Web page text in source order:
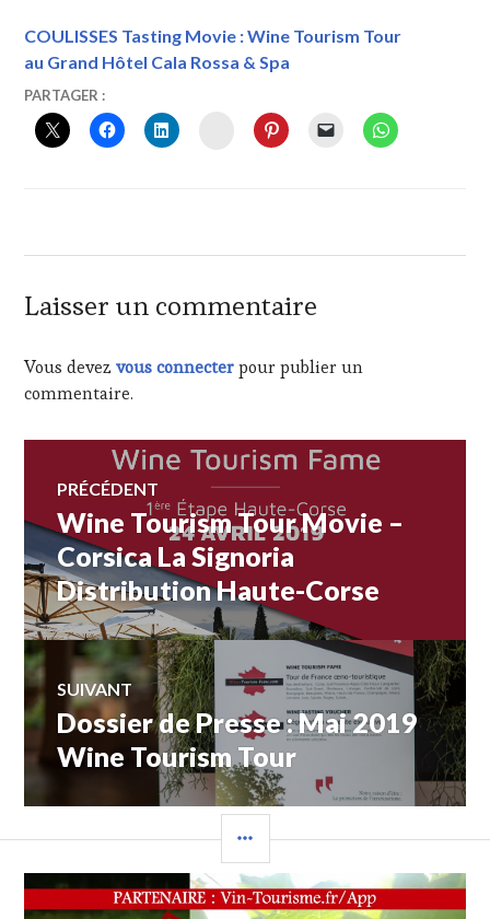
COULISSES Tasting Movie : Wine Tourism Tour
au Grand Hôtel Cala Rossa & Spa
14
MAI
2019
VINTOURISME
PARTAGER :
INSTAGRAM
Laisser un commentaire
Vous devezvous connecterpour publier un
commentaire.
Navigation
de
l’article
PRÉCÉDENT
Article
précédent :
Wine Tourism Tour Movie –
Corsica La Signoria
Distribution Haute-Corse
SUIVANT
Article
Suivant:
Dossier de Presse : Mai 2019
Wine Tourism Tour
LATÉRALE